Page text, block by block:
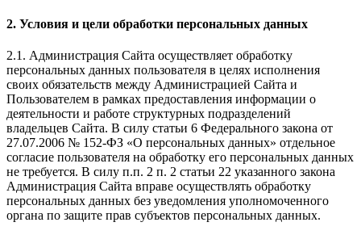
2. Условия и цели обработки персональных данных
2.1. Администрация Сайта осуществляет обработку
персональных данных пользователя в целях исполнения
своих обязательств между Администрацией Сайта и
Пользователем в рамках предоставления информации о
деятельности и работе структурных подразделений
владельцев Сайта. В силу статьи 6 Федерального закона от
27.07.2006 № 152-ФЗ «О персональных данных» отдельное
согласие пользователя на обработку его персональных данных
не требуется. В силу п.п. 2 п. 2 статьи 22 указанного закона
Администрация Сайта вправе осуществлять обработку
персональных данных без уведомления уполномоченного
органа по защите прав субъектов персональных данных.